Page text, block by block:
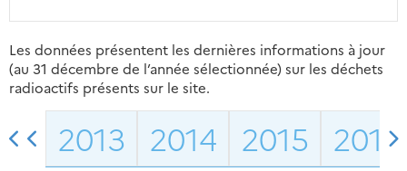
Les données présentent les dernières informations à jour
(au 31 décembre de l’année sélectionnée) sur les déchets
radioactifs présents sur le site.
2013 2014 2015 2016